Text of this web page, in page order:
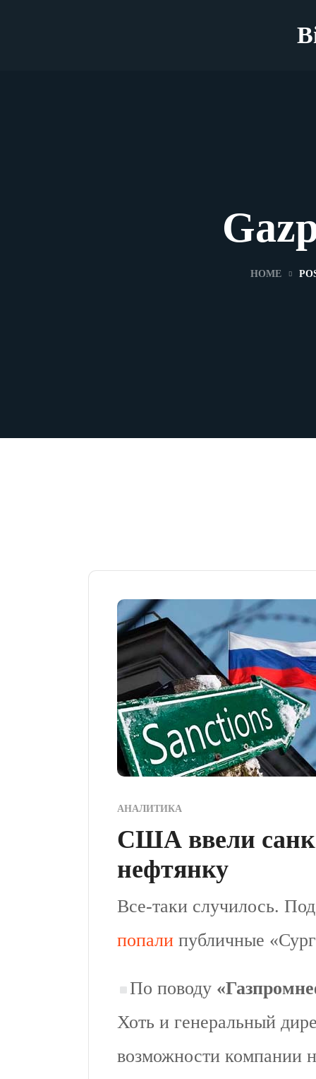
HOME
АНАЛИТИКА
США ввели
нефтянку
Все-таки случилось.
попали публичные
По поводу
Хоть и генеральный
возможности компании